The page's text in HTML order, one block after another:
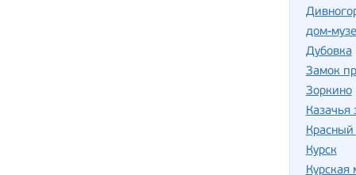
дом-
Дубовка
Замок
Зоркино
Казачья
Красный
Курск
Курская